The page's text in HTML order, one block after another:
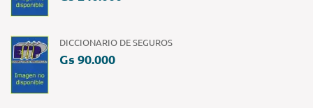
DICCIONARIO DE SEGUROS
Gs 90.000